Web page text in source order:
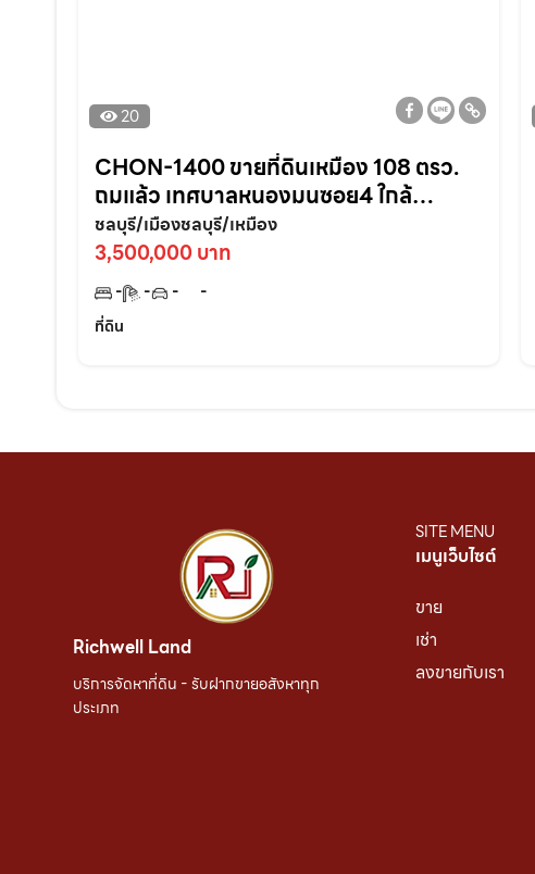
20
CHON-1400 ขายที่ดินเหมือง 108 ตรว.
ถมแล้ว เทศบาลหนองมนซอย4 ใกล้
หาด2กม. อ.เมืองชลบุรี
ชลบุรี/เมืองชลบุรี/เหมือง
3,500,000 บาท
- - -
-
ที่ดิน
Richwell Land
บริการจัดหาที่ดิน - รับฝากขายอสังหาทุก
ประเภท
SITE MENU
เมนูเว็บไซต์
ขาย
เช่า
ลงขายกับเรา